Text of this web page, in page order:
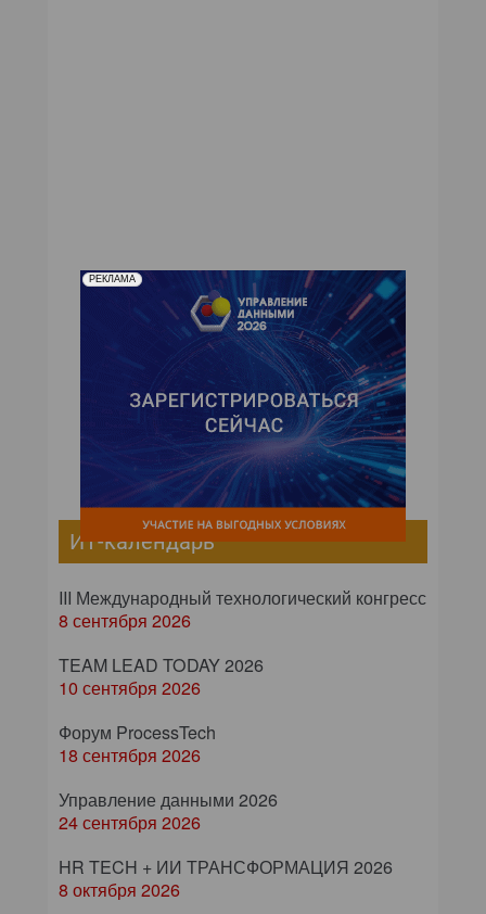
РЕКЛАМА
ИТ-календарь
III Международный технологический конгресс
8 сентября 2026
TEAM LEAD TODAY 2026
10 сентября 2026
Форум ProcessTech
18 сентября 2026
Управление данными 2026
24 сентября 2026
HR TECH + ИИ ТРАНСФОРМАЦИЯ 2026
8 октября 2026